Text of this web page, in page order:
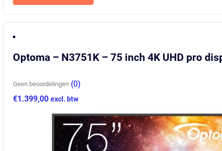
Optoma – N3751K – 75 inch 4K UHD pro
Geen beoordelingen (0)
€1.399,00 excl. btw